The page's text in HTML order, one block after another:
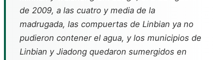
de 2009, a las cuatro y media de la
madrugada, las compuertas de Linbian ya no
pudieron contener el agua, y los municipios de
Linbian y Jiadong quedaron sumergidos en